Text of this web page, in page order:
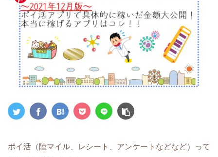
ポイ活（陸マイル、レシート、アンケートなどなど）って